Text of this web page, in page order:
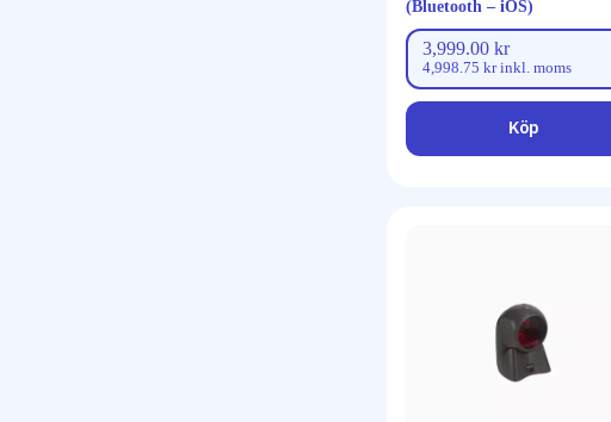
(Bluetooth – iOS)
3,999.00 kr
4,998.75 krinkl. moms
Köp